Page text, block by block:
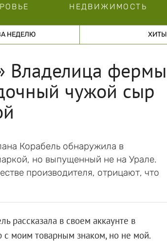
НЕДВИЖИМОСТЬ
НЕДЕЛЮ ХИТЫ
Владелица фермы
чужой сыр
Корабель обнаружила в
но выпущенный не на Урале.
производителя, отрицают, что
рассказала в своем аккаунте в
с моим товарным знаком, но не мой.